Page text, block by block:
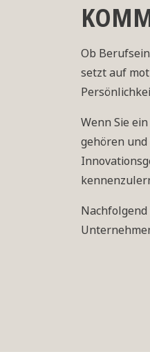
Ob
setzt auf
Wenn Sie
gehören